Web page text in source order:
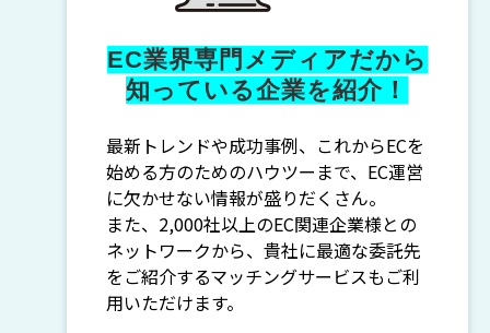
EC業界専門メディアだから
知っている企業を紹介！
最新トレンドや成功事例、これからECを
始める方のためのハウツーまで、EC運営
に欠かせない情報が盛りだくさん。
また、2,000社以上のEC関連企業様との
ネットワークから、貴社に最適な委託先
をご紹介するマッチングサービスもご利
用いただけます。